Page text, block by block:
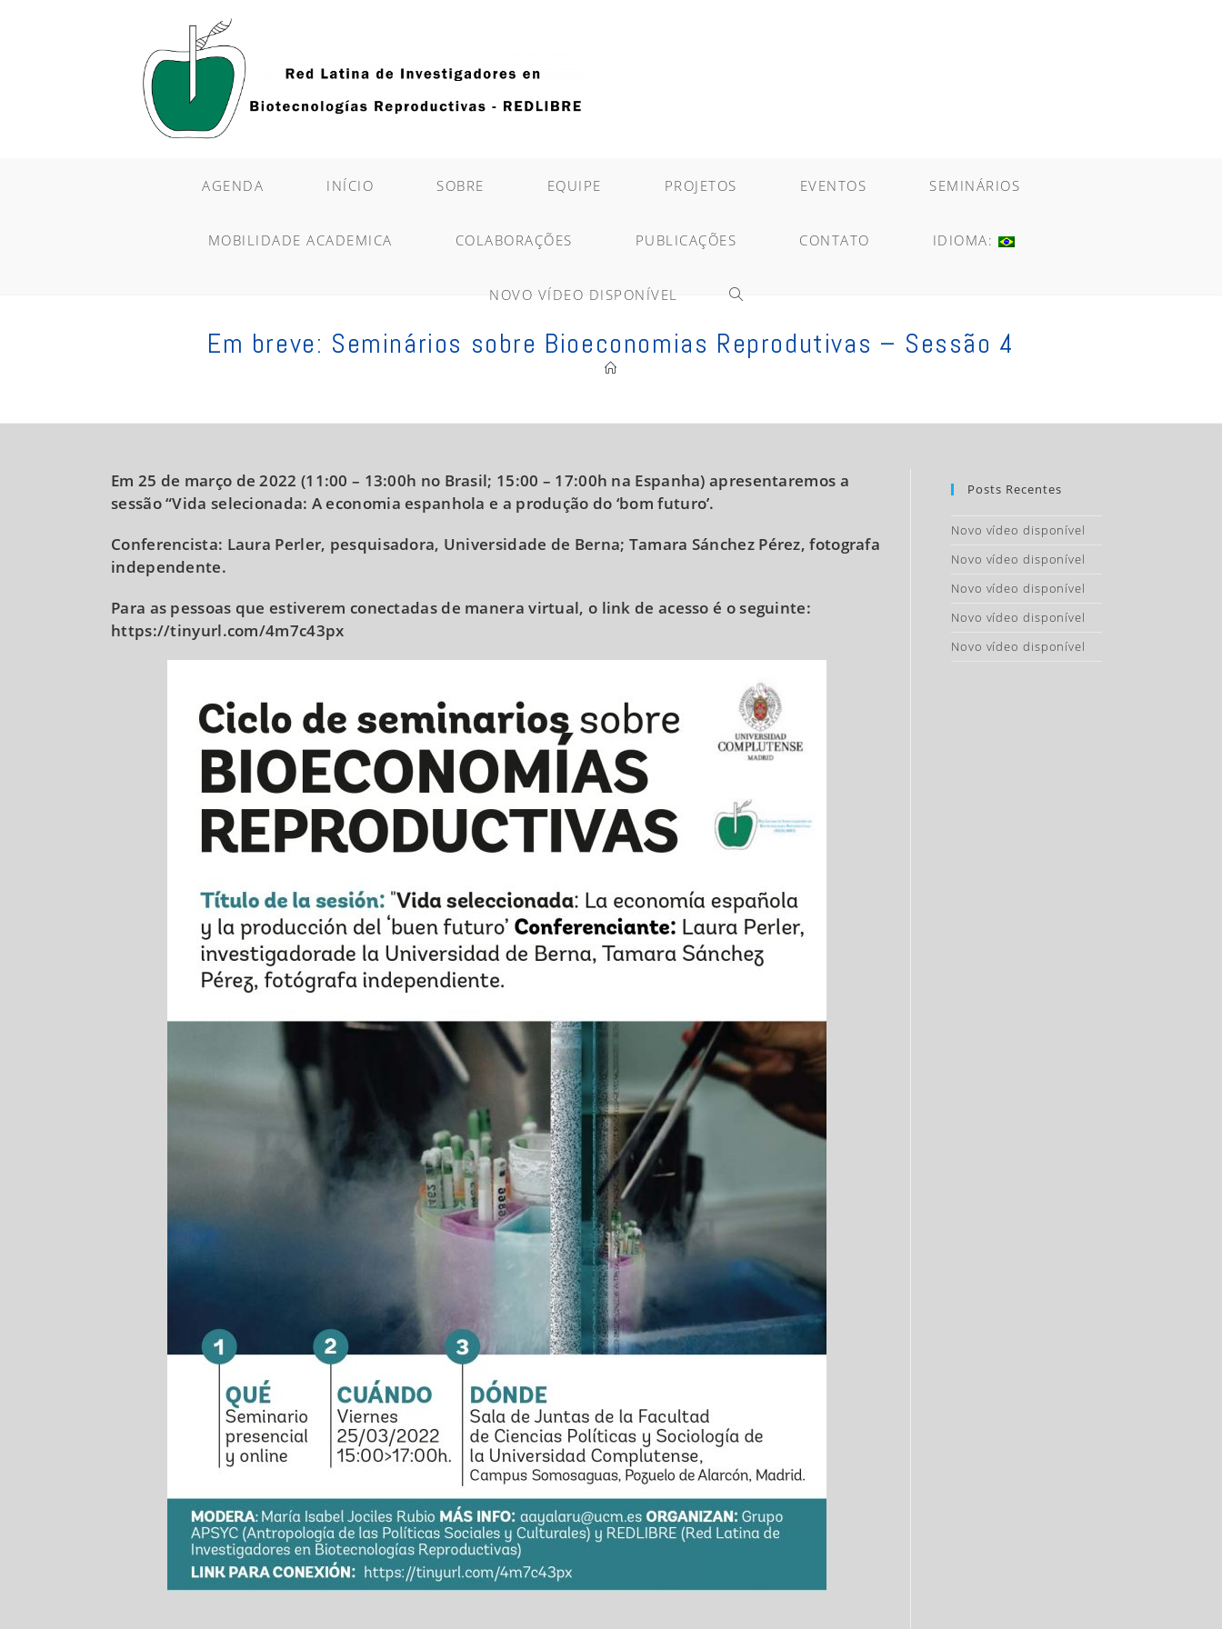
AGENDA INÍCIO SOBRE EQUIPE PROJETOS EVENTOS SEMINÁRIOS
MOBILIDADE ACADEMICA COLABORAÇÕES PUBLICAÇÕES CONTATO IDIOMA:
NOVO VÍDEO DISPONÍVEL ALTERNAR
PESQUISA
Em breve: Seminários sobre Bioeconomias Reprodutivas – Sessão 4
Em 25 de março de 2022 (11:00 – 13:00h no Brasil; 15:00 – 17:00h na Espanha) apresentaremos a
sessão “Vida selecionada: A economia espanhola e a produção do ‘bom futuro’.
Conferencista: Laura Perler, pesquisadora, Universidade de Berna; Tamara Sánchez Pérez, fotografa
independente.
Para as pessoas que estiverem conectadas de manera virtual, o link de acesso é o seguinte:
https://tinyurl.com/4m7c43px
Posts Recentes
Novo vídeo disponível
Novo vídeo disponível
Novo vídeo disponível
Novo vídeo disponível
Novo vídeo disponível